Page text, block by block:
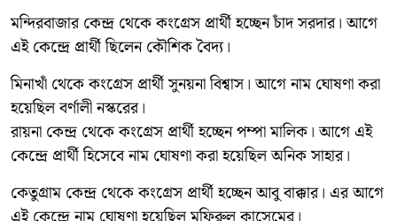
মন্দিরবাজার কেন্দ্র থেকে কংগ্রেস প্রার্থী হচ্ছেন চাঁদ সরদার। আগে
এই কেন্দ্রে প্রার্থী ছিলেন কৌশিক বৈদ্য।
মিনাখাঁ থেকে কংগ্রেস প্রার্থী সুনয়না বিশ্বাস। আগে নাম ঘোষণা করা
হয়েছিল বর্ণালী নস্করের।
রায়না কেন্দ্র থেকে কংগ্রেস প্রার্থী হচ্ছেন পম্পা মালিক। আগে এই
কেন্দ্রে প্রার্থী হিসেবে নাম ঘোষণা করা হয়েছিল অনিক সাহার।
কেতুগ্রাম কেন্দ্র থেকে কংগ্রেস প্রার্থী হচ্ছেন আবু বাক্কার। এর আগে